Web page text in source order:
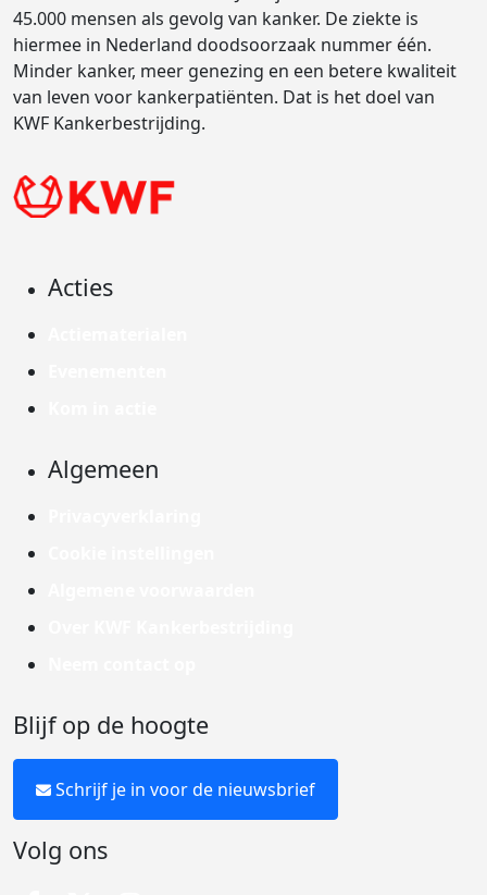
45.000 mensen als gevolg van kanker. De ziekte is
hiermee in Nederland doodsoorzaak nummer één.
Minder kanker, meer genezing en een betere kwaliteit
van leven voor kankerpatiënten. Dat is het doel van
KWF Kankerbestrijding.
Acties
Algemeen
Blijf op de hoogte
Schrijf je in voor de nieuwsbrief
Volg ons